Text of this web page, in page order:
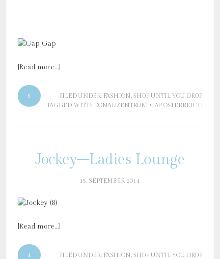
[Read more…]
5 FILED UNDER: FASHION, SHOP UNTIL YOU DROP
TAGGED WITH: DONAUZENTRUM, GAP ÖSTERREICH
Jockey–Ladies Lounge
15. SEPTEMBER 2014
[Read more…]
4 FILED UNDER: FASHION, SHOP UNTIL YOU DROP